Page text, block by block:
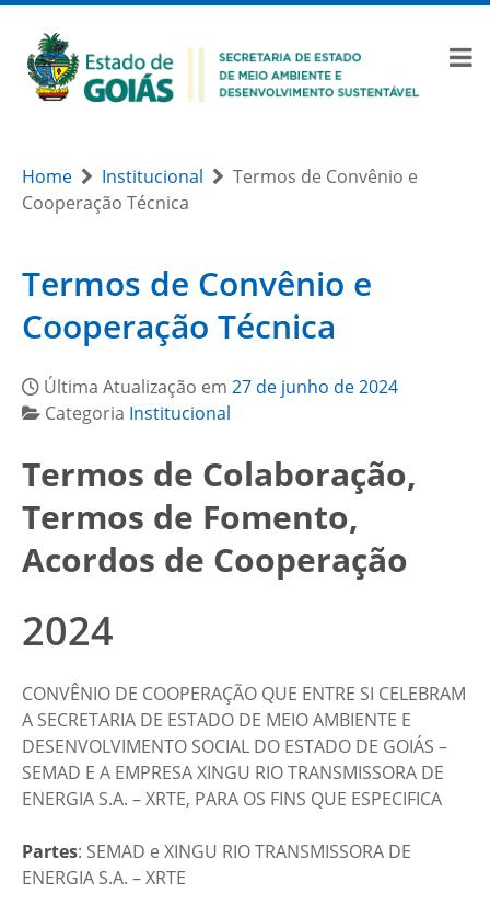
Home Institucional
Termos de Convênio e
Cooperação Técnica
Termos de Convênio e
Cooperação Técnica
Última Atualização em 27 de junho de 2024
Categoria Institucional
Termos de Colaboração,
Termos de Fomento,
Acordos de Cooperação
2024
CONVÊNIO DE COOPERAÇÃO QUE ENTRE SI CELEBRAM
A SECRETARIA DE ESTADO DE MEIO AMBIENTE E
DESENVOLVIMENTO SOCIAL DO ESTADO DE GOIÁS –
SEMAD E A EMPRESA XINGU RIO TRANSMISSORA DE
ENERGIA S.A. – XRTE, PARA OS FINS QUE ESPECIFICA
Partes: SEMAD e XINGU RIO TRANSMISSORA DE
ENERGIA S.A. – XRTE